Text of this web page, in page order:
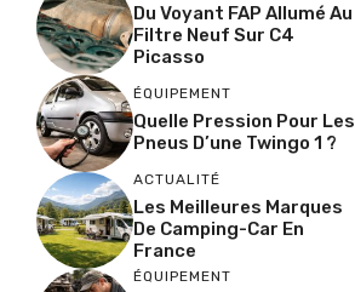
Du Voyant FAP Allumé Au
Filtre Neuf Sur C4
Picasso
ÉQUIPEMENT
Quelle Pression Pour Les
Pneus D’une Twingo 1 ?
ACTUALITÉ
Les Meilleures Marques
De Camping-Car En
France
ÉQUIPEMENT